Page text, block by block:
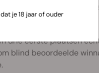
Seeds wint drie 1e
drie eerste plaatsen
blind beoordeelde
je 18 jaar of ouder